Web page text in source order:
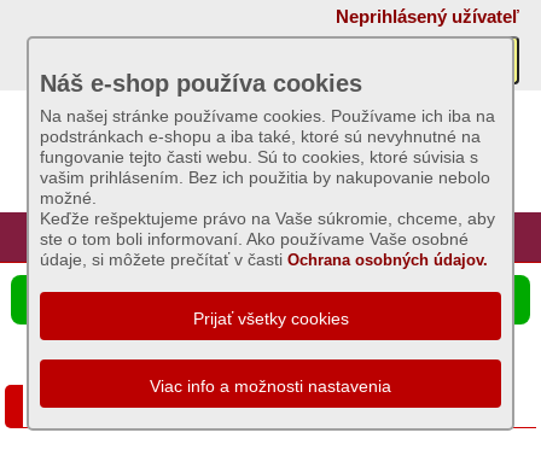
Neprihlásený užívateľ
Úvod Hlavná stránka Prihlásenie Registrácia
Náš e-shop používa cookies
Na našej stránke používame cookies. Používame ich iba na
podstránkach e-shopu a iba také, ktoré sú nevyhnutné na
fungovanie tejto časti webu. Sú to cookies, ktoré súvisia s
vašim prihlásením. Bez ich použitia by nakupovanie nebolo
možné.
Keďže rešpektujeme právo na Vaše súkromie, chceme, aby
ste o tom boli informovaní. Ako používame Vaše osobné
údaje, si môžete prečítať v častiOchrana osobných údajov.
☰ Ponuka produktov
Akcie
Sviečky
Umelé
kvety
Semená
a
osivá
Fazuľa, sója